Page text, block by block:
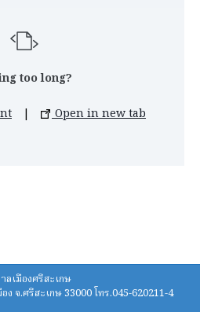
too long?
| Open in new tab
ลเมืองศรีสะเกษ
ง จ.ศรีสะเกษ 33000 โทร.045-620211-4